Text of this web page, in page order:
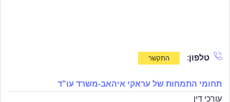
טלפון:
תחומי התמחות של עראקי איהאב-משרד עו"ד
עורכי דין